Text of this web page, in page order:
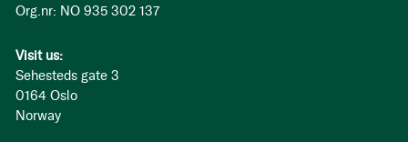
Org.nr: NO 935 302 137
Visit us:
Sehesteds gate 3
0164 Oslo
Norway